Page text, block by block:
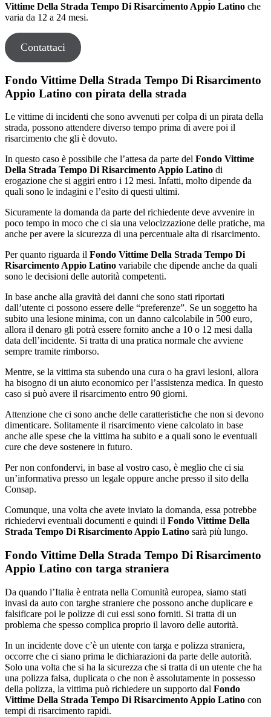
Vittime Della Strada Tempo Di Risarcimento Appio Latino che
varia da 12 a 24 mesi.
Contattaci
Fondo Vittime Della Strada Tempo Di Risarcimento
Appio Latino con pirata della strada
Le vittime di incidenti che sono avvenuti per colpa di un pirata della
strada, possono attendere diverso tempo prima di avere poi il
risarcimento che gli è dovuto.
In questo caso è possibile che l’attesa da parte del Fondo Vittime
Della Strada Tempo Di Risarcimento Appio Latino di
erogazione che si aggiri entro i 12 mesi. Infatti, molto dipende da
quali sono le indagini e l’esito di questi ultimi.
Sicuramente la domanda da parte del richiedente deve avvenire in
poco tempo in moco che ci sia una velocizzazione delle pratiche, ma
anche per avere la sicurezza di una percentuale alta di risarcimento.
Per quanto riguarda il Fondo Vittime Della Strada Tempo Di
Risarcimento Appio Latino variabile che dipende anche da quali
sono le decisioni delle autorità competenti.
In base anche alla gravità dei danni che sono stati riportati
dall’utente ci possono essere delle “preferenze”. Se un soggetto ha
subito una lesione minima, con un danno calcolabile in 500 euro,
allora il denaro gli potrà essere fornito anche a 10 o 12 mesi dalla
data dell’incidente. Si tratta di una pratica normale che avviene
sempre tramite rimborso.
Mentre, se la vittima sta subendo una cura o ha gravi lesioni, allora
ha bisogno di un aiuto economico per l’assistenza medica. In questo
caso si può avere il risarcimento entro 90 giorni.
Attenzione che ci sono anche delle caratteristiche che non si devono
dimenticare. Solitamente il risarcimento viene calcolato in base
anche alle spese che la vittima ha subito e a quali sono le eventuali
cure che deve sostenere in futuro.
Per non confondervi, in base al vostro caso, è meglio che ci sia
un’informativa presso un legale oppure anche presso il sito della
Consap.
Comunque, una volta che avete inviato la domanda, essa potrebbe
richiedervi eventuali documenti e quindi il Fondo Vittime Della
Strada Tempo Di Risarcimento Appio Latino sarà più lungo.
Fondo Vittime Della Strada Tempo Di Risarcimento
Appio Latino con targa straniera
Da quando l’Italia è entrata nella Comunità europea, siamo stati
invasi da auto con targhe straniere che possono anche duplicare e
falsificare poi le polizze di cui essi sono forniti. Si tratta di un
problema che spesso complica proprio il lavoro delle autorità.
In un incidente dove c’è un utente con targa e polizza straniera,
occorre che ci siano prima le dichiarazioni da parte delle autorità.
Solo una volta che si ha la sicurezza che si tratta di un utente che ha
una polizza falsa, duplicata o che non è assolutamente in possesso
della polizza, la vittima può richiedere un supporto dal Fondo
Vittime Della Strada Tempo Di Risarcimento Appio Latino con
tempi di risarcimento rapidi.